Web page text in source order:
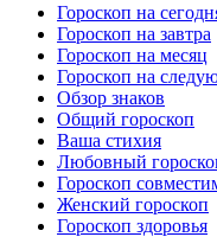
Гороскоп на
Гороскоп на завтра
Гороскоп на месяц
Гороскоп на
Обзор знаков
Общий гороскоп
Ваша стихия
Любовный
Гороскоп
Женский гороскоп
Гороскоп здоровья